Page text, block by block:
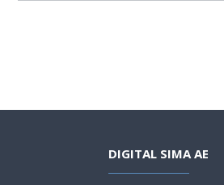
DIGITAL SIMA AE